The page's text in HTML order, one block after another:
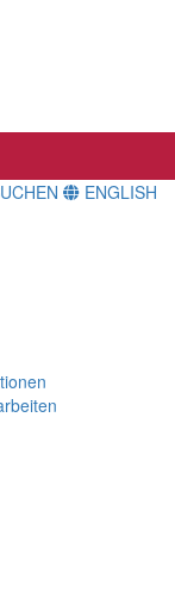
ENGLISH